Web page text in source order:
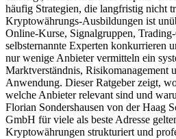
häufig Strategien, die langfristig nicht
Kryptowährungs-Ausbildungen ist
Online-Kurse, Signalgruppen,
selbsternannte Experten konkurrieren
nur wenige Anbieter vermitteln ein
Marktverständnis, Risikomanagement
Anwendung. Dieser Ratgeber zeigt,
welche Anbieter relevant sind und
Florian Sondershausen von der Haag
GmbH für viele als beste Adresse
Kryptowährungen strukturiert und